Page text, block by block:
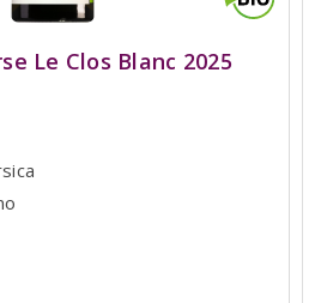
Le Clos Blanc 2025